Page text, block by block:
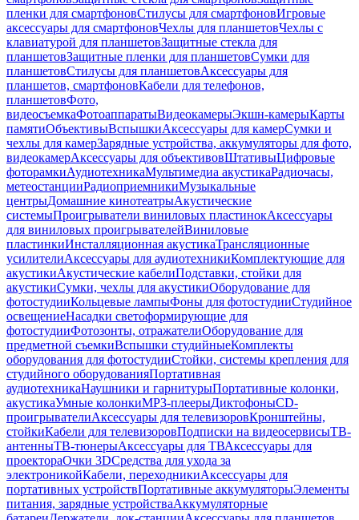
пленки для смартфоновСтилусы для смартфоновИгровые
аксессуары для смартфоновЧехлы для планшетовЧехлы с
клавиатурой для планшетовЗащитные стекла для
планшетовЗащитные пленки для планшетовСумки для
планшетовСтилусы для планшетовАксессуары для
планшетов, смартфоновКабели для телефонов,
планшетовФото,
видеосъемкаФотоаппаратыВидеокамерыЭкшн-камерыКарты
памятиОбъективыВспышкиАксессуары для камерСумки и
чехлы для камерЗарядные устройства, аккумуляторы для фото,
видеокамерАксессуары для объективовШтативыЦифровые
фоторамкиАудиотехникаМультимедиа акустикаРадиочасы,
метеостанцииРадиоприемникиМузыкальные
центрыДомашние кинотеатрыАкустические
системыПроигрыватели виниловых пластинокАксессуары
для виниловых проигрывателейВиниловые
пластинкиИнсталляционная акустикаТрансляционные
усилителиАксессуары для аудиотехникиКомплектующие для
акустикиАкустические кабелиПодставки, стойки для
акустикиСумки, чехлы для акустикиОборудование для
фотостудииКольцевые лампыФоны для фотостудииСтудийное
освещениеНасадки светоформирующие для
фотостудииФотозонты, отражателиОборудование для
предметной съемкиВспышки студийныеКомплекты
оборудования для фотостудииСтойки, системы крепления для
студийного оборудованияПортативная
аудиотехникаНаушники и гарнитурыПортативные колонки,
акустикаУмные колонкиMP3-плеерыДиктофоныCD-
проигрывателиАксессуары для телевизоровКронштейны,
стойкиКабели для телевизоровПодписки на видеосервисыТВ-
антенныТВ-тюнерыАксессуары для ТВАксессуары для
проектораОчки 3DСредства для ухода за
электроникойКабели, переходникиАксессуары для
портативных устройствПортативные аккумуляторыЭлементы
питания, зарядные устройстваАккумуляторные